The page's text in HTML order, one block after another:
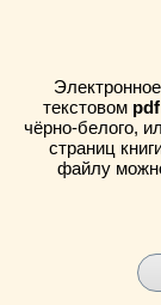
текстовом pdf
чёрно-белого,
страниц
файлу